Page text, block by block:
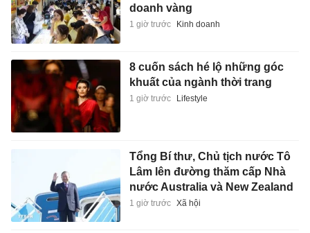
doanh vàng
1 giờ trước Kinh doanh
8 cuốn sách hé lộ những góc
khuất của ngành thời trang
1 giờ trước Lifestyle
Tổng Bí thư, Chủ tịch nước Tô
Lâm lên đường thăm cấp Nhà
nước Australia và New Zealand
1 giờ trước Xã hội